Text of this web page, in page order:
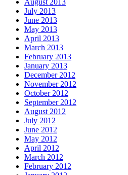
August 2013
July 2013
June 2013
May 2013
April 2013
March 2013
February 2013
January 2013
December 2012
November 2012
October 2012
September 2012
August 2012
July 2012
June 2012
May 2012
April 2012
March 2012
February 2012